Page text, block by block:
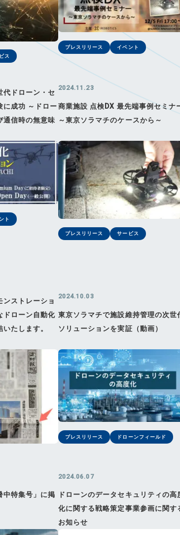
ス
代ドローン・セ
に成功 ～ドロー
通信時の無意味
プレスリリース イベント
2024.11.23
商業施設 点検DX 最先端事例セミナ
～東京ソラマチのケースから～
ト
ンストレーショ
ドローン自動化
たします。
プレスリリース サービス
2024.10.03
東京ソラマチで施設維持管理の次世
ソリューションを実証（動画）
中特集号」に掲
プレスリリース ドローンフィールド
2024.06.07
ドローンのデータセキュリティの高
化に関する戦略策定事業参画に関す
お知らせ